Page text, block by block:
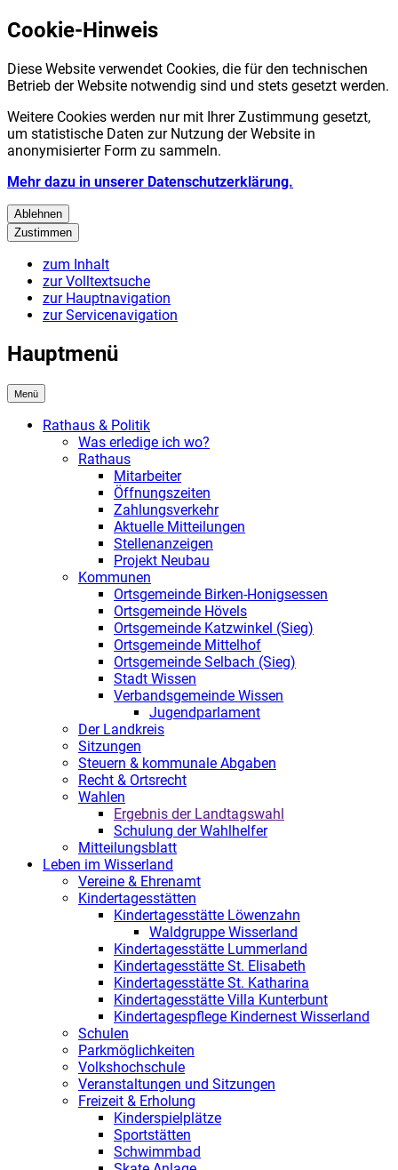
Cookie-Hinweis
Diese Website verwendet Cookies, die für den technischen
Betrieb der Website notwendig sind und stets gesetzt werden.
Weitere Cookies werden nur mit Ihrer Zustimmung gesetzt,
um statistische Daten zur Nutzung der Website in
anonymisierter Form zu sammeln.
Mehr dazu in unserer Datenschutzerklärung.
Ablehnen
Zustimmen
zum Inhalt
zur Volltextsuche
zur Hauptnavigation
zur Servicenavigation
Hauptmenü
Menü
Rathaus & Politik
Was erledige ich wo?
Rathaus
Mitarbeiter
Öffnungszeiten
Zahlungsverkehr
Aktuelle Mitteilungen
Stellenanzeigen
Projekt Neubau
Kommunen
Ortsgemeinde Birken-Honigsessen
Ortsgemeinde Hövels
Ortsgemeinde Katzwinkel (Sieg)
Ortsgemeinde Mittelhof
Ortsgemeinde Selbach (Sieg)
Stadt Wissen
Verbandsgemeinde Wissen
Jugendparlament
Der Landkreis
Sitzungen
Steuern & kommunale Abgaben
Recht & Ortsrecht
Wahlen
Ergebnis der Landtagswahl
Schulung der Wahlhelfer
Mitteilungsblatt
Leben im Wisserland
Vereine & Ehrenamt
Kindertagesstätten
Kindertagesstätte Löwenzahn
Waldgruppe Wisserland
Kindertagesstätte Lummerland
Kindertagesstätte St. Elisabeth
Kindertagesstätte St. Katharina
Kindertagesstätte Villa Kunterbunt
Kindertagespflege Kindernest Wisserland
Schulen
Parkmöglichkeiten
Volkshochschule
Veranstaltungen und Sitzungen
Freizeit & Erholung
Kinderspielplätze
Sportstätten
Schwimmbad